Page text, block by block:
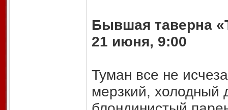
Бывшая таверна
21 июня, 9:00
Туман все не
мерзкий, холодный